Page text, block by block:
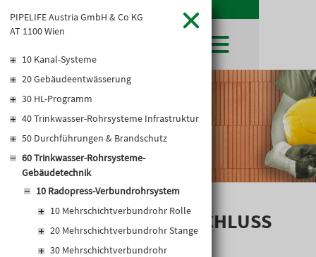
SHOP
LEIBWÄCHTER
MERKLISTE
WARENKORB
BAUSTOFFE
HOCHBAU
TIEFBAU
TROCKENBAU
FACHMARKT
UNTERNEHMEN
FIRMENGESCHICHTE
STANDORTE
DOWNLOADS
LEITBILD
KARRIERE
KARRIERE UND WEITERBILDUNG
OFFENE STELLEN
AKTUELLES
GEWERBEZONE
Baustoffkataloge
PIPELIFE Austria GmbH & Co KG
AT 1100 Wien
10 Kanal-Systeme
20 Gebäudeentwässerung
30 HL-Programm
40 Trinkwasser-Rohrsysteme Infrastruktur
50 Durchführungen & Brandschutz
60 Trinkwasser-Rohrsysteme-
Gebäudetechnik
10 Radopress-Verbundrohrsystem
10 Mehrschichtverbundrohr Rolle
20 Mehrschichtverbundrohr Stange
30 Mehrschichtverbundrohr
ARMATURENANSCHLUSS
EINFACH KURZ